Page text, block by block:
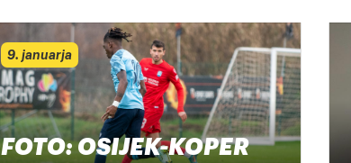
9. januarja
FOTO: OSIJEK-KOPER